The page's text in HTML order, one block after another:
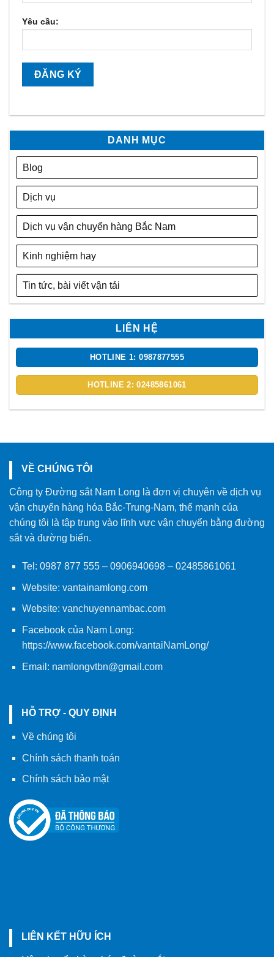
Yêu cầu:
DANH MỤC
Blog
Dịch vụ
Dịch vụ vận chuyển hàng Bắc Nam
Kinh nghiệm hay
Tin tức, bài viết vận tải
LIÊN HỆ
HOTLINE 1: 0987877555
HOTLINE 2: 02485861061
VỀ CHÚNG TÔI
Công ty Đường sắt Nam Long là đơn vị chuyên về dịch vụ
vận chuyển hàng hóa Bắc-Trung-Nam, thế mạnh của
chúng tôi là tập trung vào lĩnh vực vận chuyển bằng đường
sắt và đường biển.
Tel: 0987 877 555– 0906940698– 02485861061
Website: vantainamlong.com
Website: vanchuyennambac.com
Facebook của Nam Long:
https://www.facebook.com/vantaiNamLong/
Email: namlongvtbn@gmail.com
HỖ TRỢ - QUY ĐỊNH
Về chúng tôi
Chính sách thanh toán
Chính sách bảo mật
LIÊN KẾT HỮU ÍCH